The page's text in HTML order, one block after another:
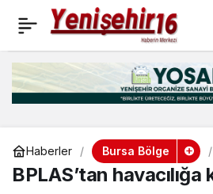
Haberler Bursa Bölge
BPLAS’tan havacılığa
Toprak en çok tercih
edilen yatırım oldu